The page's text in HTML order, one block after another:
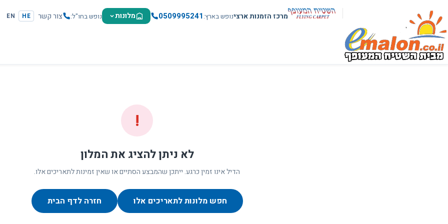
מרכז הזמנות ארצינופש בארץ 0509995241 מלונות נופש בחו"ל צור קשר HE
EN
!
לא ניתן להציג את המלון
הדיל אינו זמין כרגע. ייתכן שהמבצע הסתיים או שאין זמינות לתאריכים אלו.
חפש מלונות לתאריכים אלו חזרה לדף הבית